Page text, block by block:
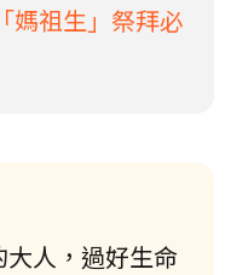
媽祖生」祭拜必
人，過好生命